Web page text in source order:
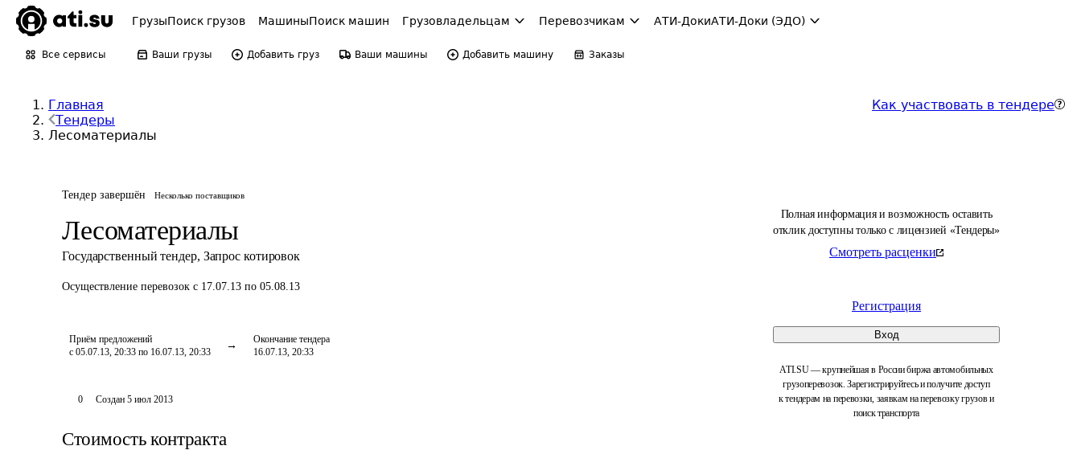
ГрузыПоиск грузов МашиныПоиск машин Грузовладельцам Перевозчикам АТИ-ДокиАТИ-Доки (ЭДО)
Все сервисы Ваши грузы Добавить груз Ваши машины Добавить машину Заказы
Главная
Тендеры
Лесоматериалы
Как участвовать в тендере
Тендер завершён Несколько поставщиков
Лесоматериалы
Государственный тендер, Запрос котировок
Осуществление перевозок с 17.07.13 по 05.08.13
Приём предложений
с 05.07.13, 20:33 по 16.07.13, 20:33
Окончание тендера
16.07.13, 20:33
Полная информация и возможность оставить
отклик доступны только с лицензией «Тендеры»
Смотреть расценки
Регистрация
Вход
ATI.SU — крупнейшая в России биржа автомобильных
грузоперевозок. Зарегистрируйтесь и получите доступ
к тендерам на перевозки, заявкам на перевозку грузов и
поиск транспорта
0 Создан 5 июл 2013
Стоимость контракта